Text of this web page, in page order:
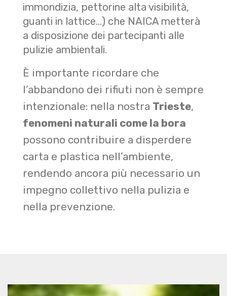
immondizia, pettorine alta visibilità,
guanti in lattice...) che NAICA metterà
a disposizione dei partecipanti alle
pulizie ambientali.
È importante ricordare che
l’abbandono dei rifiuti non è sempre
intenzionale: nella nostra Trieste,
fenomeni naturali come la bora
possono contribuire a disperdere
carta e plastica nell’ambiente,
rendendo ancora più necessario un
impegno collettivo nella pulizia e
nella prevenzione.